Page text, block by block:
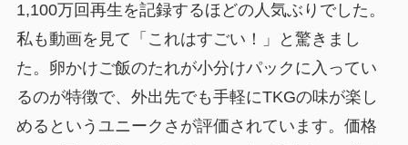
1,100万回再生を記録するほどの人気ぶりでした。
私も動画を見て「これはすごい！」と驚きまし
た。卵かけご飯のたれが小分けパックに入ってい
るのが特徴で、外出先でも手軽にTKGの味が楽し
めるというユニークさが評価されています。価格